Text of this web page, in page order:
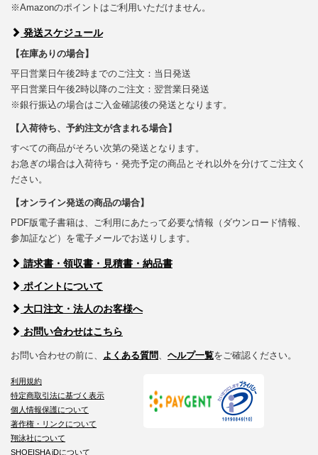
※Amazonのポイントはご利用いただけません。
発送スケジュール
【在庫ありの場合】
平日営業日午後2時までのご注文：当日発送
平日営業日午後2時以降のご注文：翌営業日発送
※銀行振込の場合はご入金確認後の発送となります。
【入荷待ち、予約注文が含まれる場合】
すべての商品がそろい次第の発送となります。
お急ぎの場合は入荷待ち・発売予定の商品とそれ以外を分けてご注文く
ださい。
【オンライン発送の商品の場合】
PDF版電子書籍は、ご利用にあたって必要な情報（ダウンロード情報、
参加証など）を電子メールでお送りします。
請求書・領収書・見積書・納品書
ポイントについて
大口注文・法人のお客様へ
お問い合わせはこちら
お問い合わせの前に、 よくある質問 ヘルプ一覧をご確認ください。
利用規約
特定商取引法に基づく表示
個人情報保護について
著作権・リンクについて
翔泳社について
SHOEISHA iDについて